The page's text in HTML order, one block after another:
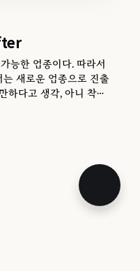
능한 업종이다. 따라서
새로운 업종으로 진출
하다고 생각, 아니 착각